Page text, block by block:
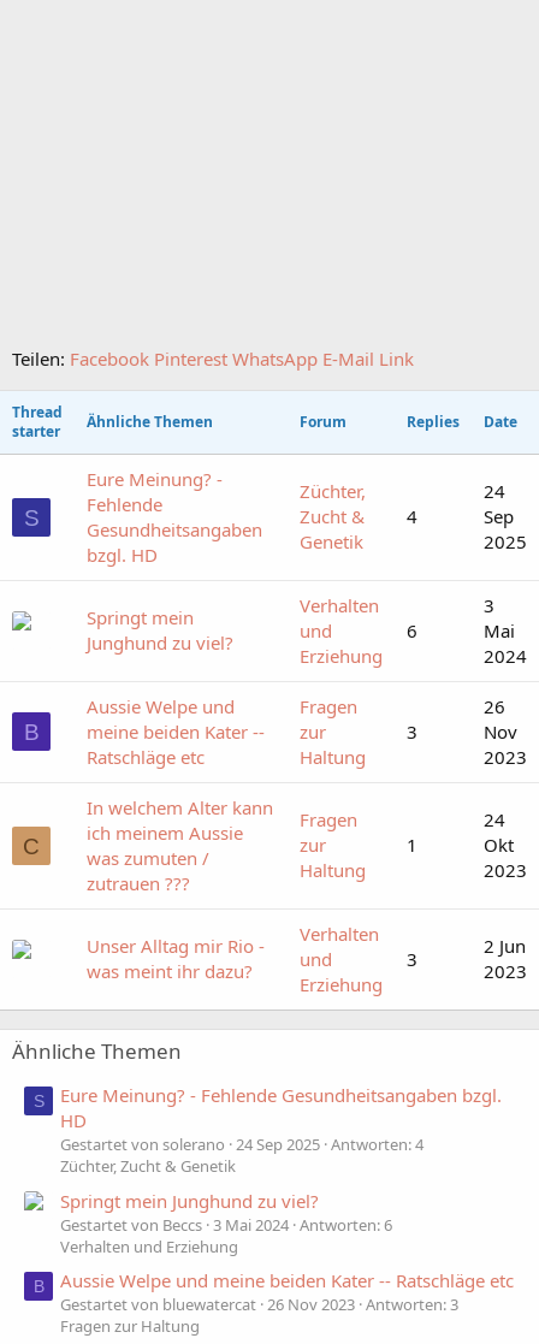
Teilen: Facebook Pinterest WhatsApp E-Mail Link
Thread
starter
Ähnliche Themen Forum Replies Date
S
Eure Meinung? -
Fehlende
Gesundheitsangaben
bzgl. HD
Züchter,
Zucht &
Genetik
4
24
Sep
2025
Springt mein
Junghund zu viel?
Verhalten
und
Erziehung
6
3
Mai
2024
B
Aussie Welpe und
meine beiden Kater --
Ratschläge etc
Fragen
zur
Haltung
3
26
Nov
2023
C
In welchem Alter kann
ich meinem Aussie
was zumuten /
zutrauen ???
Fragen
zur
Haltung
1
24
Okt
2023
Unser Alltag mir Rio -
was meint ihr dazu?
Verhalten
und
Erziehung
3
2 Jun
2023
Ähnliche Themen
S
Eure Meinung? - Fehlende Gesundheitsangaben bzgl.
HD
Gestartet von solerano 24 Sep 2025 Antworten: 4
Züchter, Zucht & Genetik
Springt mein Junghund zu viel?
Gestartet von Beccs 3 Mai 2024 Antworten: 6
Verhalten und Erziehung
B Aussie Welpe und meine beiden Kater -- Ratschläge etc
Gestartet von bluewatercat 26 Nov 2023 Antworten: 3
Fragen zur Haltung